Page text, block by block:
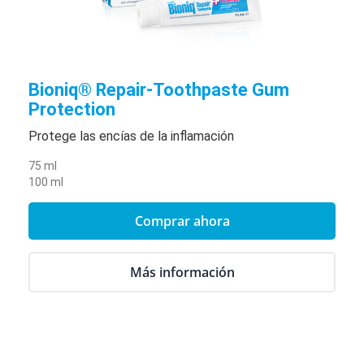
Bioniq® Repair-Toothpaste Gum
Protection
Protege las encías de la inflamación
75 ml
100 ml
Comprar ahora
Más información